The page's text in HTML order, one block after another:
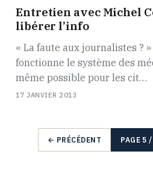
Entretien avec Michel
libérer l’info
« La faute aux journalistes ?
fonctionne le système des
même possible pour les cit…
17 JANVIER 2013
← PRÉCÉDENT PAGE 5